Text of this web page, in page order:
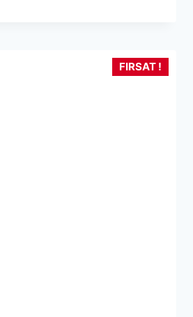
7,999.90₺.
FIRSAT !